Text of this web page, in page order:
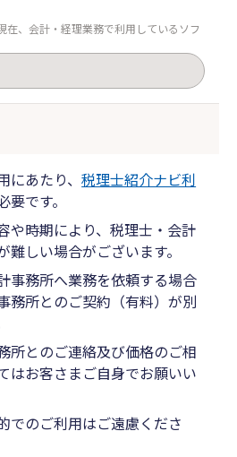
在、会計・経理業務で利用しているソフ
にあたり、税理士紹介ナビ利
です。
や時期により、税理士・会計
難しい場合がございます。
事務所へ業務を依頼する場合
務所とのご契約（有料）が別
所とのご連絡及び価格のご相
はお客さまご自身でお願いい
でのご利用はご遠慮くださ